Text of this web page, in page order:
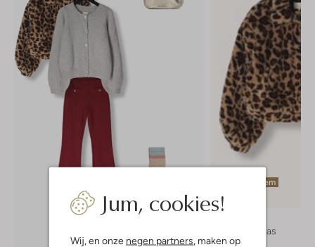
Jum, cookies!
Wij, en onze negen partners, maken op
Laatste item
Faux fur jas
€ 119,99